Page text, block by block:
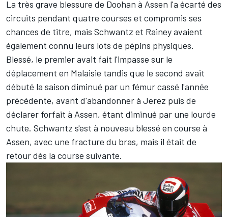
La très grave blessure de Doohan à Assen l'a écarté des
circuits pendant quatre courses et compromis ses
chances de titre, mais Schwantz et Rainey avaient
également connu leurs lots de pépins physiques.
Blessé, le premier avait fait l'impasse sur le
déplacement en Malaisie tandis que le second avait
débuté la saison diminué par un fémur cassé l'année
précédente, avant d'abandonner à Jerez puis de
déclarer forfait à Assen, étant diminué par une lourde
chute. Schwantz s'est à nouveau blessé en course à
Assen, avec une fracture du bras, mais il était de
retour dès la course suivante.